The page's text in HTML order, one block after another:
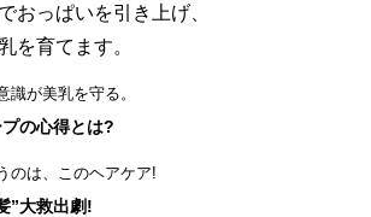
おっぱいを引き上げ、
を育てます。
識が美乳を守る。
の心得とは?
のは、このヘアケア!
”大救出劇!